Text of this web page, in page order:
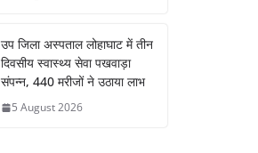
उप जिला अस्पताल लोहाघाट में तीन
दिवसीय स्वास्थ्य सेवा पखवाड़ा
संपन्न, 440 मरीजों ने उठाया लाभ
5 August 2026